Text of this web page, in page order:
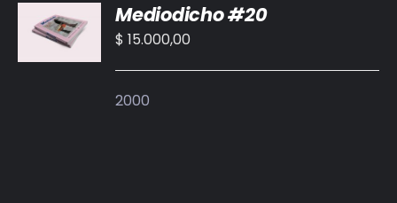
AL
CARRITO
/
Mediodicho #20
$ 15.000,00
2000